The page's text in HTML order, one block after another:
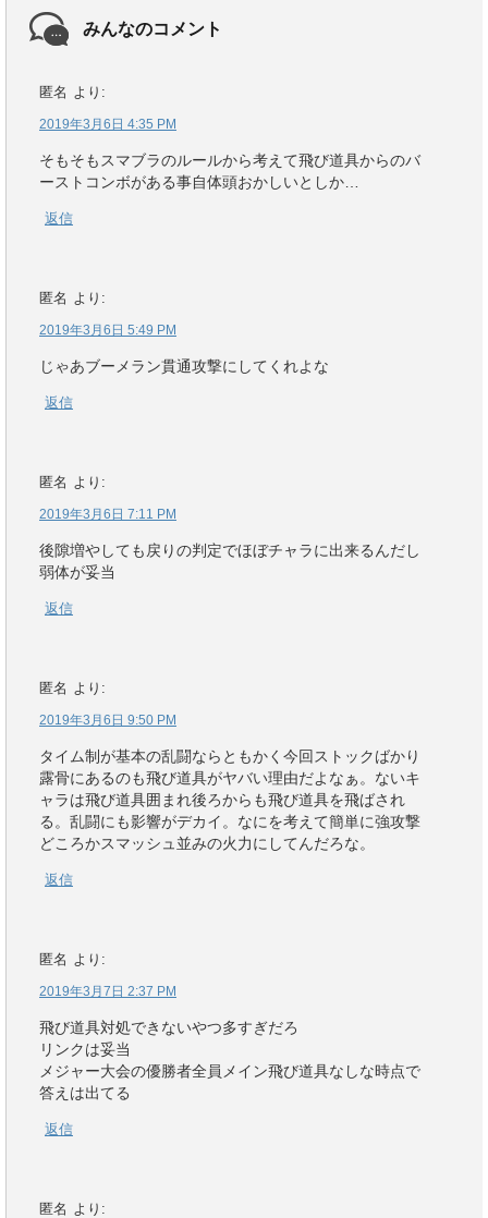
みんなのコメント
匿名 より:
2019年3月6日 4:35 PM
そもそもスマブラのルールから考えて飛び道具からのバ
ーストコンボがある事自体頭おかしいとしか…
返信
匿名 より:
2019年3月6日 5:49 PM
じゃあブーメラン貫通攻撃にしてくれよな
返信
匿名 より:
2019年3月6日 7:11 PM
後隙増やしても戻りの判定でほぼチャラに出来るんだし
弱体が妥当
返信
匿名 より:
2019年3月6日 9:50 PM
タイム制が基本の乱闘ならともかく今回ストックばかり
露骨にあるのも飛び道具がヤバい理由だよなぁ。ないキ
ャラは飛び道具囲まれ後ろからも飛び道具を飛ばされ
る。乱闘にも影響がデカイ。なにを考えて簡単に強攻撃
どころかスマッシュ並みの火力にしてんだろな。
返信
匿名 より:
2019年3月7日 2:37 PM
飛び道具対処できないやつ多すぎだろ
リンクは妥当
メジャー大会の優勝者全員メイン飛び道具なしな時点で
答えは出てる
返信
匿名 より: